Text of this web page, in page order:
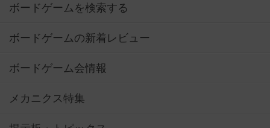
ボードゲームを検索する
ボードゲームの新着レビュー
ボードゲーム会情報
メカニクス特集